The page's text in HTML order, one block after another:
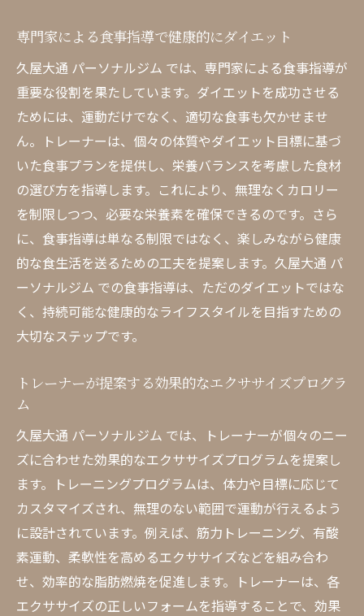
専門家による食事指導で健康的にダイエット
久屋大通 パーソナルジム では、専門家による食事指導が
重要な役割を果たしています。ダイエットを成功させる
ためには、運動だけでなく、適切な食事も欠かせませ
ん。トレーナーは、個々の体質やダイエット目標に基づ
いた食事プランを提供し、栄養バランスを考慮した食材
の選び方を指導します。これにより、無理なくカロリー
を制限しつつ、必要な栄養素を確保できるのです。さら
に、食事指導は単なる制限ではなく、楽しみながら健康
的な食生活を送るための工夫を提案します。久屋大通 パ
ーソナルジム での食事指導は、ただのダイエットではな
く、持続可能な健康的なライフスタイルを目指すための
大切なステップです。
トレーナーが提案する効果的なエクササイズプログラ
ム
久屋大通 パーソナルジム では、トレーナーが個々のニー
ズに合わせた効果的なエクササイズプログラムを提案し
ます。トレーニングプログラムは、体力や目標に応じて
カスタマイズされ、無理のない範囲で運動が行えるよう
に設計されています。例えば、筋力トレーニング、有酸
素運動、柔軟性を高めるエクササイズなどを組み合わ
せ、効率的な脂肪燃焼を促進します。トレーナーは、各
エクササイズの正しいフォームを指導することで、効果